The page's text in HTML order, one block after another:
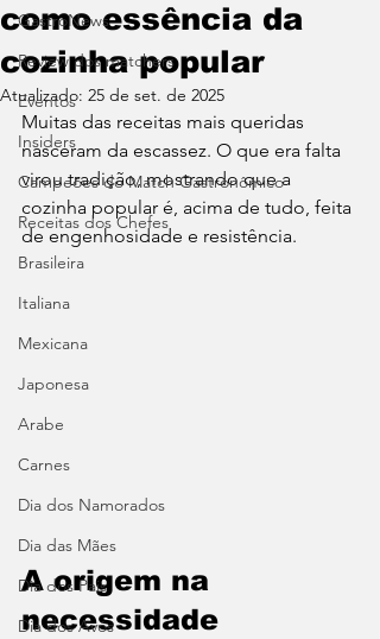
⁠GastroNews
Review dos matchers
Eventos
⁠Insiders
Campeões do Match Gastronômico
Receitas dos Chefes
Brasileira
Italiana
Mexicana
Japonesa
Arabe
Carnes
Dia dos Namorados
Dia das Mães
Dia dos Pais
Dia dos Avós
como essência da
cozinha popular
Atualizado: 25 de set. de 2025
Muitas das receitas mais queridas
nasceram da escassez. O que era falta
virou tradição, mostrando que a
cozinha popular é, acima de tudo, feita
de engenhosidade e resistência.
A origem na
necessidade